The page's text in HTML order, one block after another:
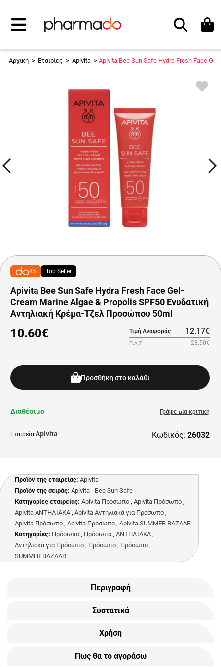
Αναζήτηση
Αρχική > Εταιρίες > Apivita > Apivita Bee Sun Safe Hydra Fresh Face
85 Top Seller
Apivita Bee Sun Safe Hydra Fresh Face Gel-
Cream Marine Algae & Propolis SPF50 Ενυδατική
Αντηλιακή Κρέμα-Τζελ Προσώπου 50ml
10.60€ Τιμή Αναφοράς 12.17€
Π.Λ.Τ 23.50€
Προσθήκη στο καλάθι
Εταιρεία:Apivita Κωδικός: 26032
Διαθέσιμο Γράψε μία κριτική
Προϊόν της εταιρείας: Apivita
Προϊόν της σειράς: Apivita - Bee Sun Safe
Κατηγορίες εταιρείας: Apivita Πρόσωπο , Apivita Πρόσωπο ,
Apivita ΑΝΤΗΛΙΑΚΑ , Apivita Αντηλιακά για Πρόσωπο ,
Apivita Πρόσωπο , Apivita Πρόσωπο , Apivita SUMMER BAZAAR
Κατηγορίες: Πρόσωπο , Πρόσωπο , ΑΝΤΗΛΙΑΚΑ ,
Αντηλιακά για Πρόσωπο , Πρόσωπο , Πρόσωπο ,
SUMMER BAZAAR
Περιγραφή
Συστατικά
Χρήση
Πως θα το αγοράσω